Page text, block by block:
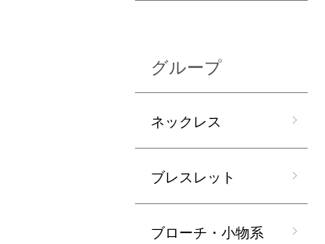
グループ
ネックレス
ブレスレット
ブローチ・小物系